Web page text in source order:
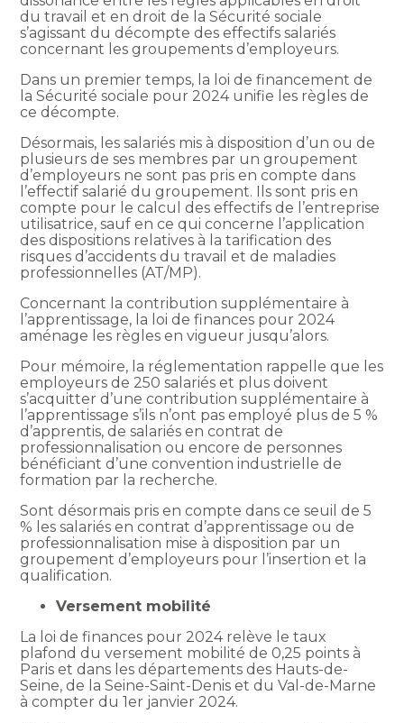
du travail et en droit de la Sécurité sociale
s’agissant du décompte des effectifs salariés
concernant les groupements d’employeurs.
Dans un premier temps, la loi de financement de
la Sécurité sociale pour 2024 unifie les règles de
ce décompte.
Désormais, les salariés mis à disposition d’un ou de
plusieurs de ses membres par un groupement
d’employeurs ne sont pas pris en compte dans
l’effectif salarié du groupement. Ils sont pris en
compte pour le calcul des effectifs de l’entreprise
utilisatrice, sauf en ce qui concerne l’application
des dispositions relatives à la tarification des
risques d’accidents du travail et de maladies
professionnelles (AT/MP).
Concernant la contribution supplémentaire à
l’apprentissage, la loi de finances pour 2024
aménage les règles en vigueur jusqu’alors.
Pour mémoire, la réglementation rappelle que les
employeurs de 250 salariés et plus doivent
s’acquitter d’une contribution supplémentaire à
l’apprentissage s’ils n’ont pas employé plus de 5 %
d’apprentis, de salariés en contrat de
professionnalisation ou encore de personnes
bénéficiant d’une convention industrielle de
formation par la recherche.
Sont désormais pris en compte dans ce seuil de 5
% les salariés en contrat d’apprentissage ou de
professionnalisation mise à disposition par un
groupement d’employeurs pour l’insertion et la
qualification.
Versement mobilité
La loi de finances pour 2024 relève le taux
plafond du versement mobilité de 0,25 points à
Paris et dans les départements des Hauts-de-
Seine, de la Seine-Saint-Denis et du Val-de-Marne
à compter du 1er janvier 2024.